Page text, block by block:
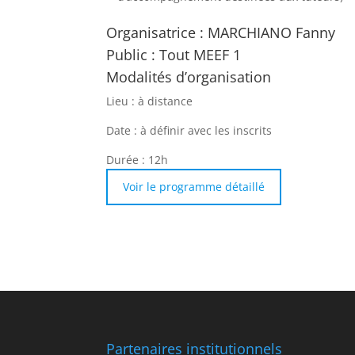
Organisatrice : MARCHIANO Fanny
Public : Tout MEEF 1
Modalités d’organisation
Lieu : à distance
Date : à définir avec les inscrits
Durée : 12h
Voir le programme détaillé
Partenaires institutionnels